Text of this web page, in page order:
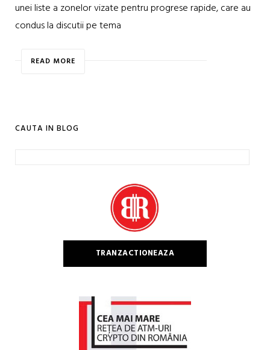
unei liste a zonelor vizate pentru progrese rapide, care au
condus la discutii pe tema
READ MORE
CAUTA IN BLOG
TRANZACTIONEAZA